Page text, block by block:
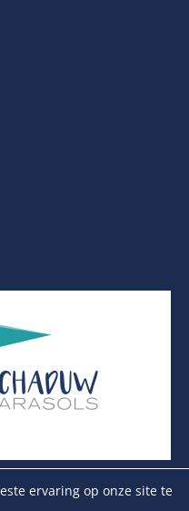
ervaring op onze site te